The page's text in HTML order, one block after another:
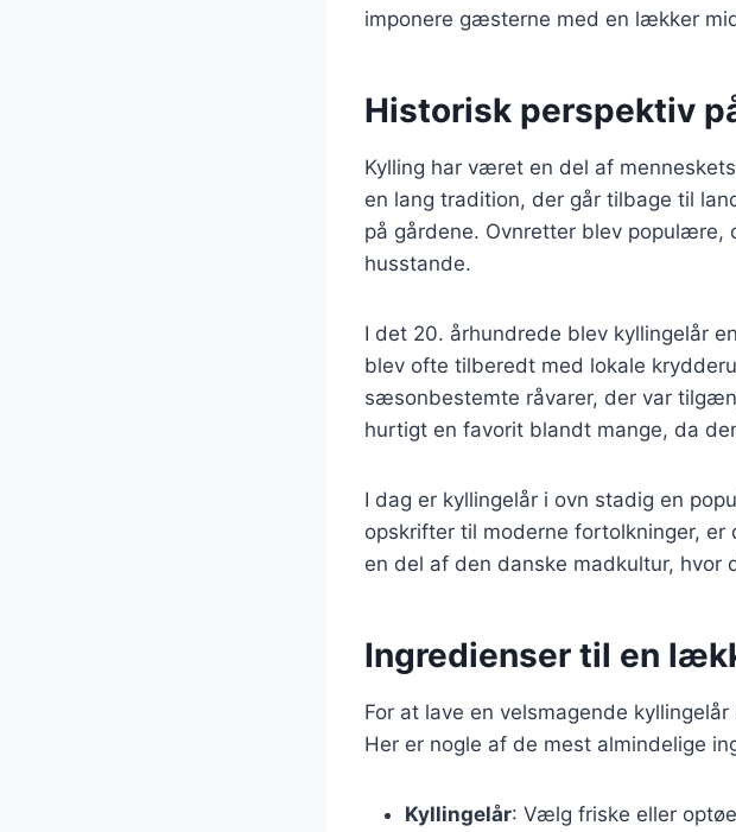
imponere gæsterne med en lækker
Historisk perspektiv
Kylling har været en del af
en lang tradition, der går tilbage til
på gårdene. Ovnretter blev
husstande.
I det 20. århundrede blev kyllingelår
blev ofte tilberedt med lokale
sæsonbestemte råvarer, der var
hurtigt en favorit blandt mange, da
I dag er kyllingelår i ovn stadig en
opskrifter til moderne fortolkninger,
en del af den danske madkultur, hvor
Ingredienser til en
For at lave en velsmagende
Her er nogle af de mest almindelige
Kyllingelår: Vælg friske eller